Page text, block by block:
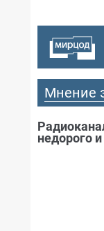
Мнение
недорого